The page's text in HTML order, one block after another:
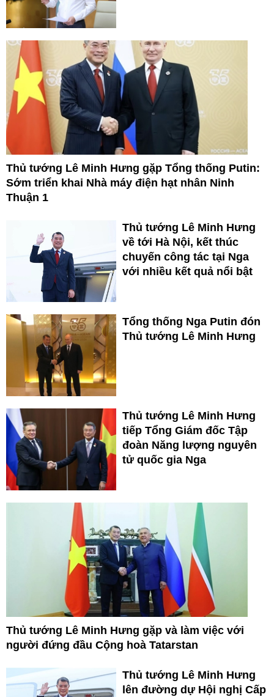
Thủ tướng Lê Minh Hưng gặp Tổng thống Putin:
Sớm triển khai Nhà máy điện hạt nhân Ninh
Thuận 1
Thủ tướng Lê Minh Hưng
về tới Hà Nội, kết thúc
chuyến công tác tại Nga
với nhiều kết quả nổi bật
Tổng thống Nga Putin đón
Thủ tướng Lê Minh Hưng
Thủ tướng Lê Minh Hưng
tiếp Tổng Giám đốc Tập
đoàn Năng lượng nguyên
tử quốc gia Nga
Thủ tướng Lê Minh Hưng gặp và làm việc với
người đứng đầu Cộng hoà Tatarstan
Thủ tướng Lê Minh Hưng
lên đường dự Hội nghị Cấp